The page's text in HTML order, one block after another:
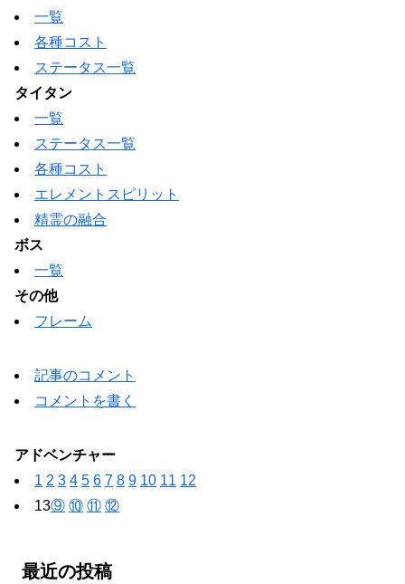
一覧
各種コスト
ステータス一覧
タイタン
一覧
ステータス一覧
各種コスト
エレメントスピリット
精霊の融合
ボス
一覧
その他
フレーム
記事のコメント
コメントを書く
アドベンチャー
1 2 3 4 5 6 7 8 9 10 11 12
13⑨ ⑩ ⑪ ⑫
最近の投稿